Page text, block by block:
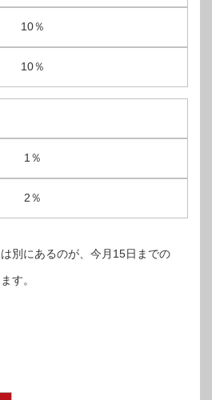
10％
10％
1％
2％
別にあるのが、今月15日までの
す。